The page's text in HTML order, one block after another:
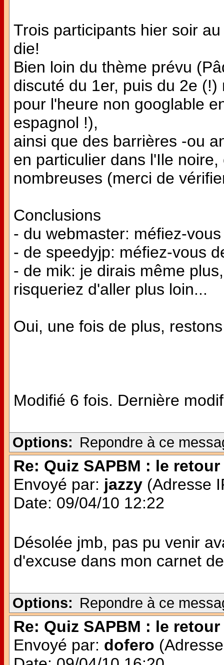
Trois participants hier soir
die!
Bien loin du thème prévu
discuté du 1er, puis du 2e
pour l'heure non googlable
espagnol !),
ainsi que des barrières -ou
en particulier dans l'Ile
nombreuses (merci de
Conclusions
- du webmaster: méfiez-
- de speedyjp: méfiez-vous
- de mik: je dirais même
risqueriez d'aller plus loin...
Oui, une fois de plus,
Modifié 6 fois. Dernière
Options: Repondre à ce
Re: Quiz SAPBM : le retour
Envoyé par: jazzy (Adresse
Date: 09/04/10 12:22
Désolée jmb, pas pu venir
d'excuse dans mon carnet
Options: Repondre à ce
Re: Quiz SAPBM : le retour
Envoyé par: dofero